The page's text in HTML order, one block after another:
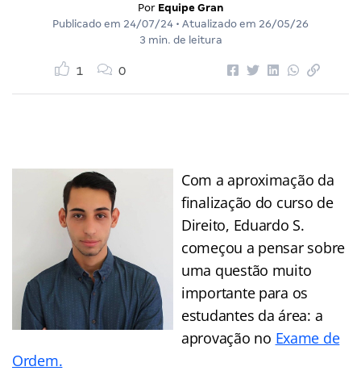
Por Equipe Gran
Publicado em 24/07/24 • Atualizado em 26/05/26
3 min. de leitura
1 0
Com a aproximação da
finalização do curso de
Direito, Eduardo S.
começou a pensar sobre
uma questão muito
importante para os
estudantes da área: a
aprovação no Exame de
Ordem.